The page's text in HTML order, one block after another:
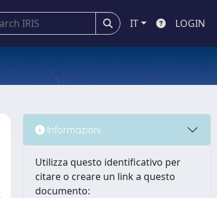
IT LOGIN
Informazioni
Utilizza questo identificativo per
citare o creare un link a questo
documento: